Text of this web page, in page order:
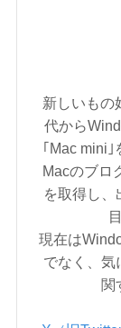
新しいもの
代から
｢Mac mini
Macのブロ
を取得し、
現在は
でなく、気
関